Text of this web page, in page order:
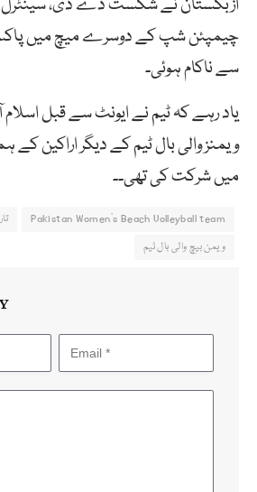
ازبکستان نے شکست دے دی، سینٹرل
چیمپئن شپ کے دوسرے میچ میں
سے ناکام ہوئی۔
یاد رہے کہ ٹیم نے ایونٹ سے قبل اسلام
ویمنز والی بال ٹیم کے دیگر اراکین کے
میں شرکت کی تھی۔۔
Pakistan Women's Beach Volleyball team
ویمن بیچ والی بال ٹیم